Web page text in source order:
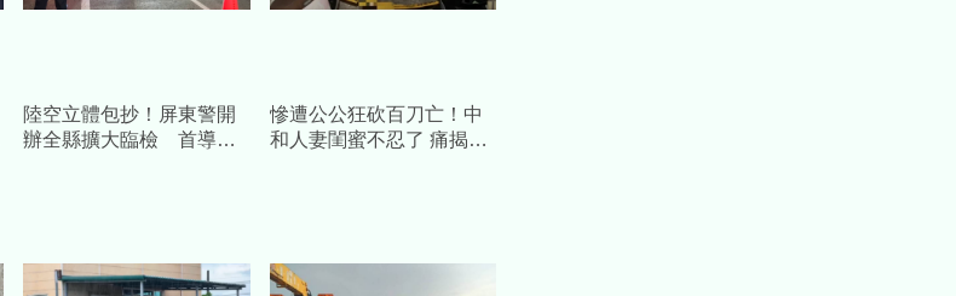
陸空立體包抄！屏東警開
辦全縣擴大臨檢 首導入
慘遭公公狂砍百刀亡！中
和人妻閨蜜不忍了 痛揭